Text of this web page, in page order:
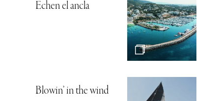
Echen el ancla
Blowin’ in the wind